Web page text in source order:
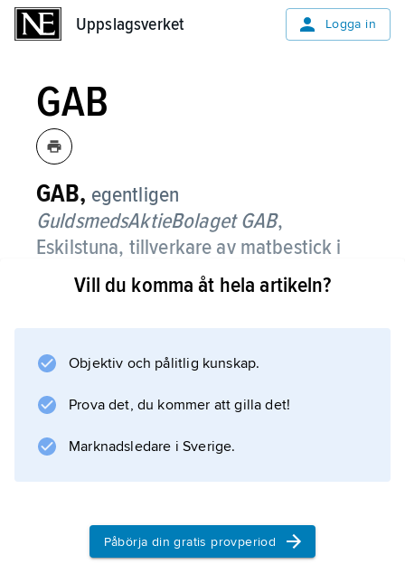
Uppslagsverket Logga in
GAB
GAB, egentligen
GuldsmedsAktieBolaget GAB,
Eskilstuna, tillverkare av matbestick i
silver och nysilver.
tillverkning av corpusarbeten i silver och
& Co. 1930–78) och rostfritt (Gense från 1964
och Nilsjohan 1982–86) samt butikskedjan
Hallbergs (1961–78).
Information om artikeln
Vill du komma åt hela artikeln?
Objektiv och pålitlig kunskap.
Prova det, du kommer att gilla det!
Marknadsledare i Sverige.
Påbörja din gratis provperiod